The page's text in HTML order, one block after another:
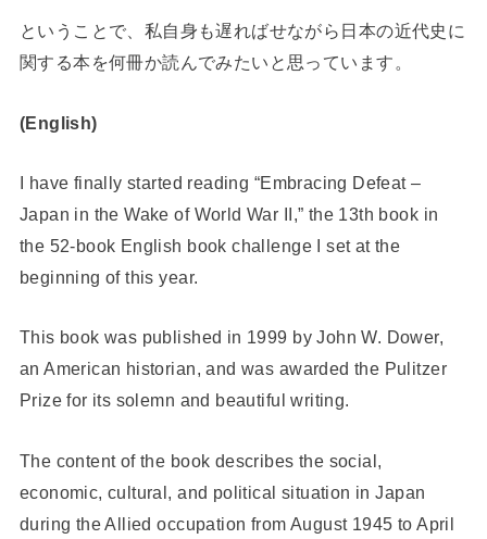
ということで、私自身も遅ればせながら日本の近代史に
関する本を何冊か読んでみたいと思っています。
(English)
I have finally started reading “Embracing Defeat –
Japan in the Wake of World War II,” the 13th book in
the 52-book English book challenge I set at the
beginning of this year.
This book was published in 1999 by John W. Dower,
an American historian, and was awarded the Pulitzer
Prize for its solemn and beautiful writing.
The content of the book describes the social,
economic, cultural, and political situation in Japan
during the Allied occupation from August 1945 to April